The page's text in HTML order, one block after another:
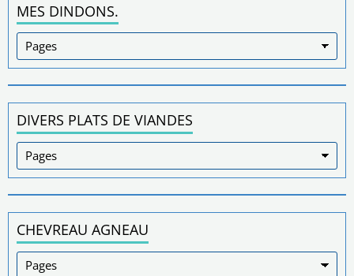
MES DINDONS.
DIVERS PLATS DE VIANDES
CHEVREAU AGNEAU